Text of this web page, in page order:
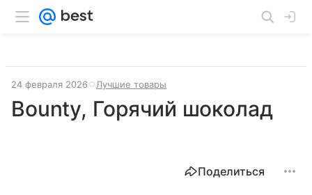
24 февраля 2026 Лучшие товары
Bounty, Горячий шоколад
Поделиться